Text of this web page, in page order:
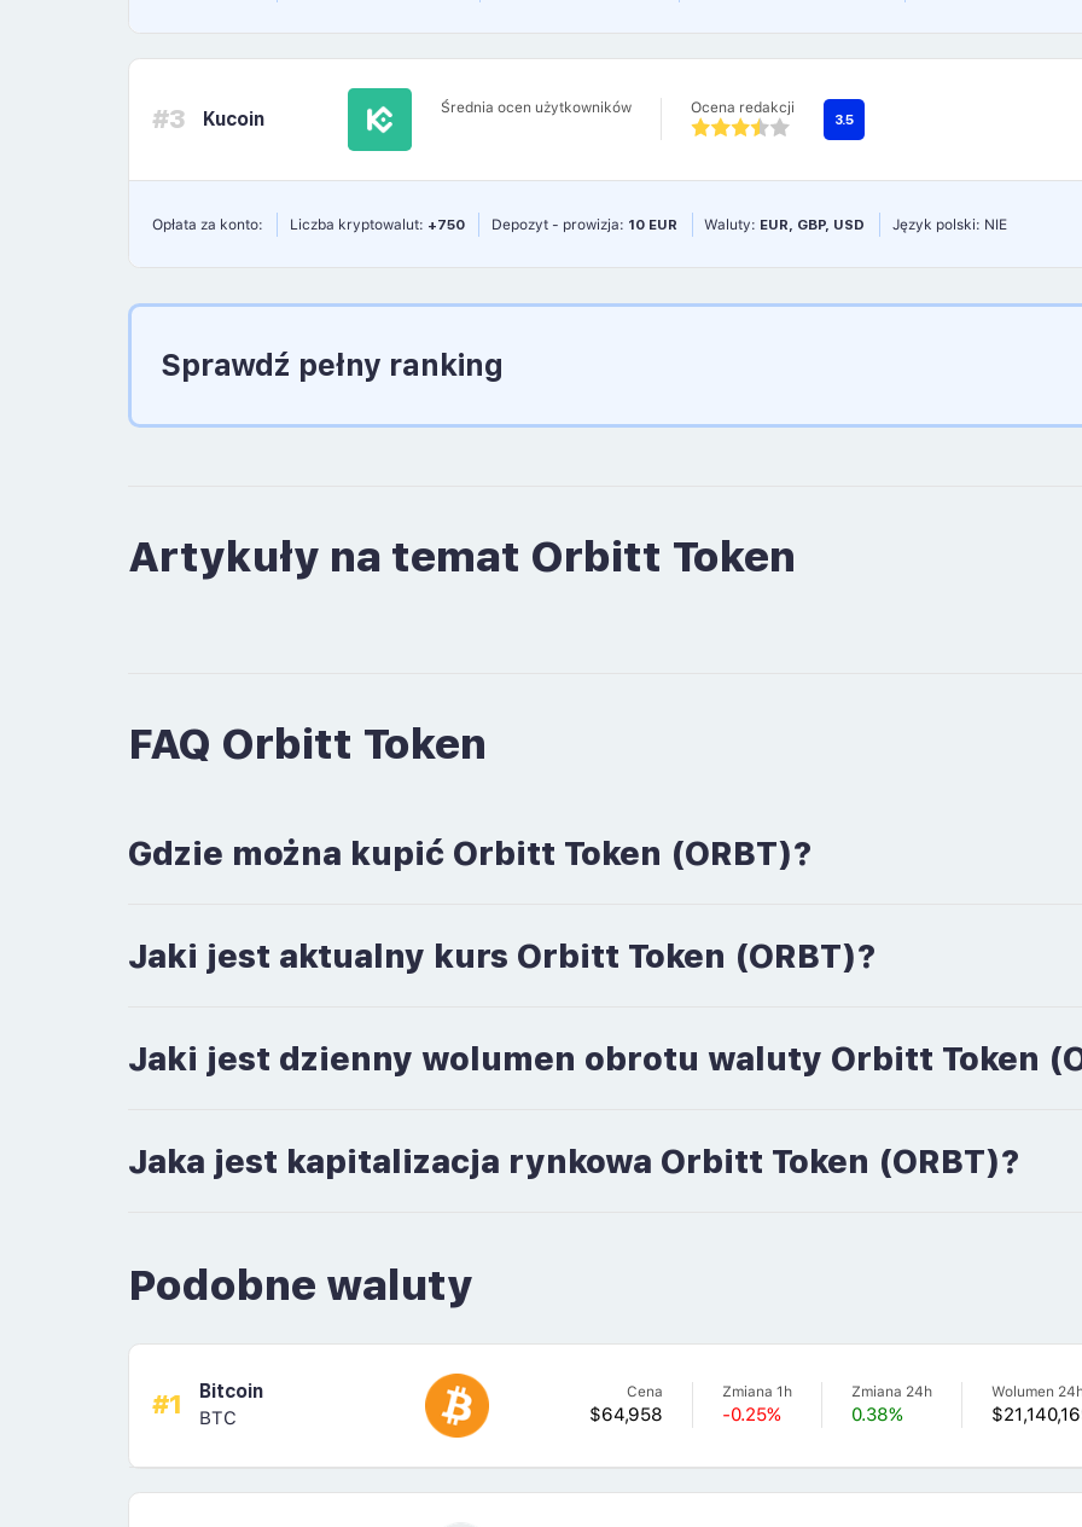
#3 Kucoin Średnia ocen użytkowników Ocena redakcji
3.5
Opłata za konto: Liczba kryptowalut: +750 Depozyt - prowizja: 10 EUR Waluty: EUR, GBP, USD Język polski: NIE
Sprawdź pełny ranking
Artykuły na temat Orbitt Token
FAQ Orbitt Token
Gdzie można kupić Orbitt Token (ORBT)?
Jaki jest aktualny kurs Orbitt Token (ORBT)?
Jaki jest dzienny wolumen obrotu waluty Orbitt Token
Jaka jest kapitalizacja rynkowa Orbitt Token (ORBT)?
Podobne waluty
#1
Bitcoin
BTC
Cena
$64,958
Zmiana 1h
-0.25%
Zmiana 24h
0.38%
Wolumen